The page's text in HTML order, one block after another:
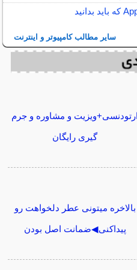
سایر مطالب کامپیوتر و اینترنت
ارتودنسی+ویزیت و مشاوره و جرم
گیری رایگان
بالاخره میتونی عطر دلخواهت رو
پیداکنی◀ضمانت اصل بودن